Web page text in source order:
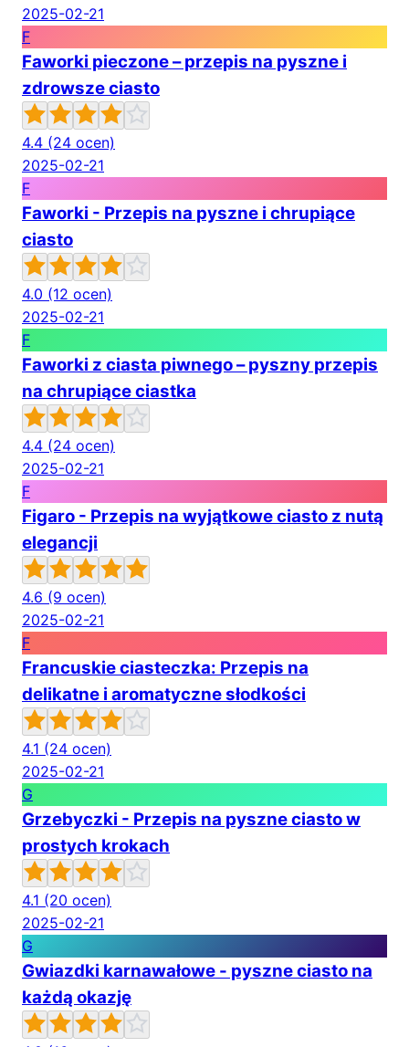
2025-02-21
F
Faworki pieczone – przepis na pyszne i
zdrowsze ciasto
4.4 (24 ocen)
2025-02-21
F
Faworki - Przepis na pyszne i chrupiące
ciasto
4.0 (12 ocen)
2025-02-21
F
Faworki z ciasta piwnego – pyszny przepis
na chrupiące ciastka
4.4 (24 ocen)
2025-02-21
F
Figaro - Przepis na wyjątkowe ciasto z nutą
elegancji
4.6 (9 ocen)
2025-02-21
F
Francuskie ciasteczka: Przepis na
delikatne i aromatyczne słodkości
4.1 (24 ocen)
2025-02-21
G
Grzebyczki - Przepis na pyszne ciasto w
prostych krokach
4.1 (20 ocen)
2025-02-21
G
Gwiazdki karnawałowe - pyszne ciasto na
każdą okazję